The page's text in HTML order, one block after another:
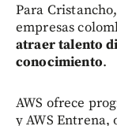
Para
empresas
atraer talento
conocimiento.
AWS ofrece
y AWS